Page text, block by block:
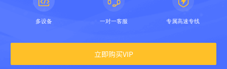
多设备 一对一客服 专属高速专线
立即购买VIP